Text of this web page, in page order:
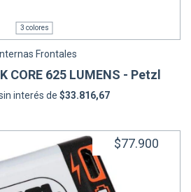
3 colores
Frontales
CORE 625 LUMENS - Petzl
interés de $33.816,67
$77.900